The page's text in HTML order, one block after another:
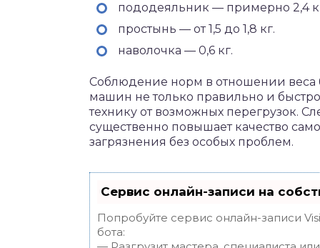
пододеяльник — примерно 2,4
простынь — от 1,5 до 1,8 кг.
наволочка — 0,6 кг.
Соблюдение норм в отношении веса
машин не только правильно и
технику от возможных перегрузок.
существенно повышает качество
загрязнения без особых проблем.
Сервис онлайн-записи на
Попробуйте сервис онлайн-записи
бота: